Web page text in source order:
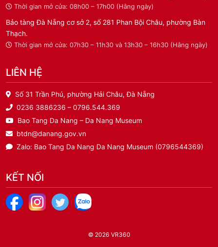
Thời gian mở cửa: 08h00 – 17h00 (Hằng ngày)
Bảo tàng Đà Nẵng cơ sở 2, số 281 Phan Bội Châu, phường Bàn
Thạch.
Thời gian mở cửa: 07h30 – 11h30 và 13h30 – 16h30 (Hằng ngày)
LIÊN HỆ
Số 31 Trần Phú, phường Hải Châu, Đà Nẵng
0236 3886236 – 0796.544.369
Bao Tang Da Nang – Da Nang Museum
btdn@danang.gov.vn
Zalo: Bao Tang Da Nang Da Nang Museum (0796544369)
KẾT NỐI
© 2026 VR360